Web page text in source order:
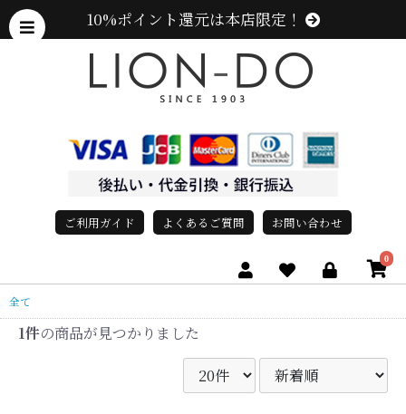
10%ポイント還元は本店限定！
ご利用ガイド よくあるご質問 お問い合わせ
0
全て
1件の商品が見つかりました